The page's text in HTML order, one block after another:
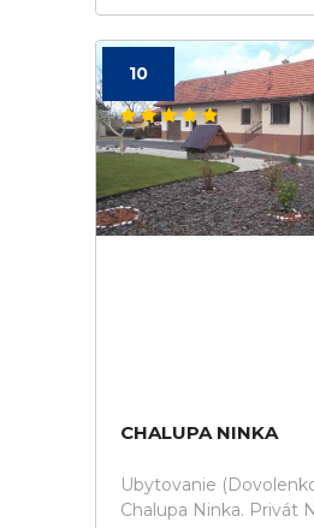
10
CHALUPA NINKA
Ubytovanie
Chalupa Ninka. Privát